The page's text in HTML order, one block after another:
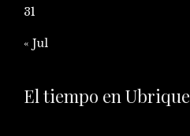
31
« Jul
El tiempo en Ubrique